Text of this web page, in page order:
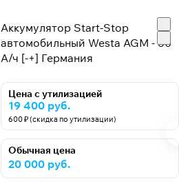
Аккумулятор Start-Stop
автомобильный Westa AGM - 60
А/ч [-+] Германия
Цена с утилизацией
19 400 руб.
600 ₽ (скидка по утилизации)
Обычная цена
20 000 руб.